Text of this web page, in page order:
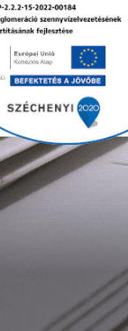
Ügyintézés
Kultúra